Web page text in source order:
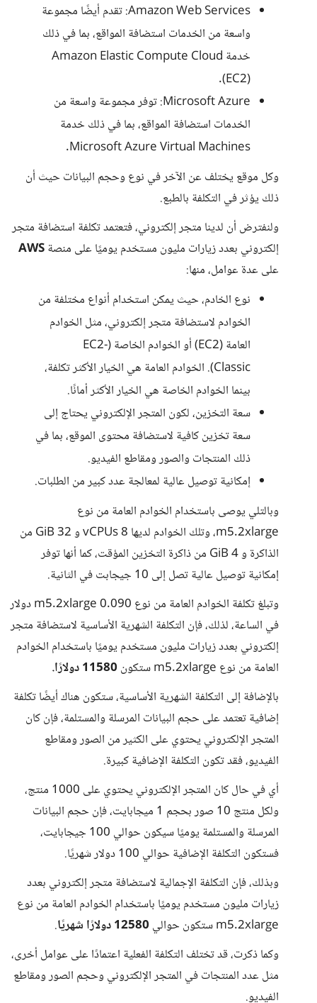
Amazon Web Services: تقدم أيضًا مجموعة
واسعة من الخدمات استضافة المواقع، بما في ذلك
خدمة Amazon Elastic Compute Cloud
(EC2).
Microsoft Azure: توفر مجموعة واسعة من
الخدمات استضافة المواقع، بما في ذلك خدمة
Microsoft Azure Virtual Machines.
وكل موقع يختلف عن الآخر في نوع وحجم البيانات حيث أن
ذلك يؤثر في التكلفة بالطبع.
ولنفترض أن لدينا متجر إلكتروني، فتعتمد تكلفة استضافة متجر
إلكتروني بعدد زيارات مليون مستخدم يوميًا على منصةAWS
على عدة عوامل، منها:
نوع الخادم، حيث يمكن استخدام أنواع مختلفة من
الخوادم لاستضافة متجر إلكتروني، مثل الخوادم
العامة (EC2) أو الخوادم الخاصة (EC2-
Classic). الخوادم العامة هي الخيار الأكثر تكلفة،
بينما الخوادم الخاصة هي الخيار الأكثر أمانًا.
سعة التخزين، لكون المتجر الإلكتروني يحتاج إلى
سعة تخزين كافية لاستضافة محتوى الموقع، بما في
ذلك المنتجات والصور ومقاطع الفيديو.
إمكانية توصيل عالية لمعالجة عدد كبير من الطلبات.
وبالتلي يوصى باستخدام الخوادم العامة من نوع
m5.2xlarge، وتلك الخوادم لديها 8 vCPUs و 32 GiB من
الذاكرة و 4 GiB من ذاكرة التخزين المؤقت، كما أنها توفر
إمكانية توصيل عالية تصل إلى 10 جيجابت في الثانية.
وتبلغ تكلفة الخوادم العامة من نوع m5.2xlarge 0.090 دولار
في الساعة، لذلك، فإن التكلفة الشهرية الأساسية لاستضافة متجر
إلكتروني بعدد زيارات مليون مستخدم يوميًا باستخدام الخوادم
العامة من نوع m5.2xlarge ستكون
11580 دولارًا.
بالإضافة إلى التكلفة الشهرية الأساسية، ستكون هناك أيضًا تكلفة
إضافية تعتمد على حجم البيانات المرسلة والمستلمة، فإن كان
المتجر الإلكتروني يحتوي على الكثير من الصور ومقاطع
الفيديو، فقد تكون التكلفة الإضافية كبيرة.
أي في حال كان المتجر الإلكتروني يحتوي على 1000 منتج،
ولكل منتج 10 صور بحجم 1 ميجابايت، فإن حجم البيانات
المرسلة والمستلمة يوميًا سيكون حوالي 100 جيجابايت،
فستكون التكلفة الإضافية حوالي 100 دولار شهريًا.
وبذلك، فإن التكلفة الإجمالية لاستضافة متجر إلكتروني بعدد
زيارات مليون مستخدم يوميًا باستخدام الخوادم العامة من نوع
m5.2xlarge ستكون حوالي
.
وكما ذكرت، قد تختلف التكلفة الفعلية اعتمادًا على عوامل أخرى،
مثل عدد المنتجات في المتجر الإلكتروني وحجم الصور ومقاطع
الفيديو.